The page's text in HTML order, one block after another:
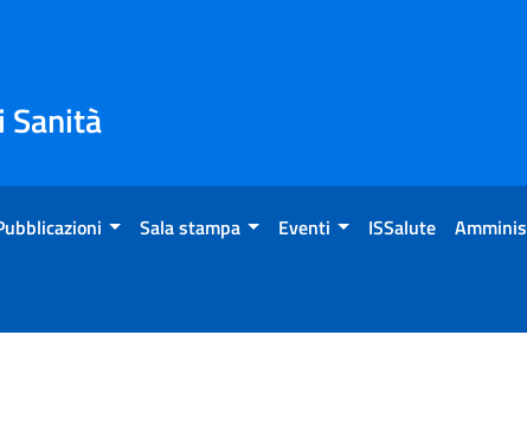
Sanità
Sala stampa Eventi ISSalute